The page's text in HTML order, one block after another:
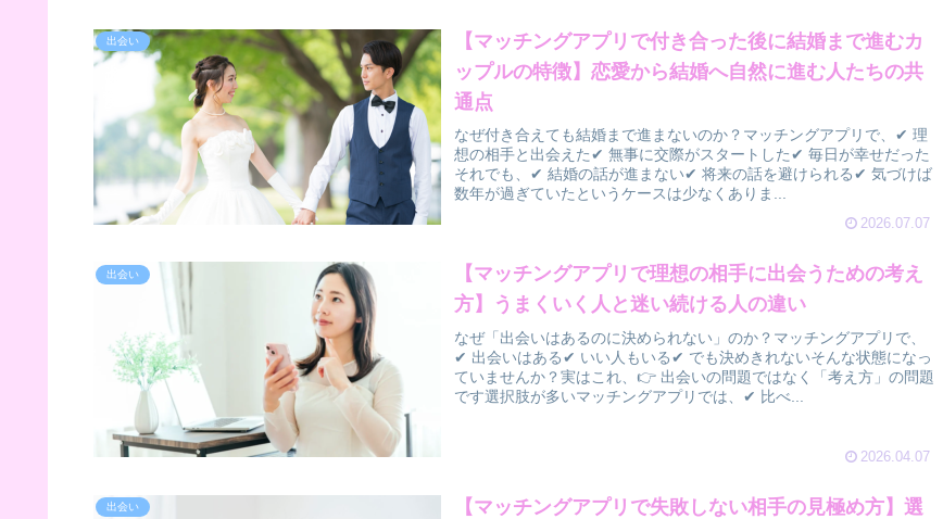
出会い
【マッチングアプリで付き合った後に結婚まで進むカ
ップルの特徴】恋愛から結婚へ自然に進む人たちの共
通点
なぜ付き合えても結婚まで進まないのか？マッチングアプリで、✔ 理
想の相手と出会えた✔ 無事に交際がスタートした✔ 毎日が幸せだった
それでも、✔ 結婚の話が進まない✔ 将来の話を避けられる✔ 気づけば
数年が過ぎていたというケースは少なくありま...
2026.07.07
出会い
【マッチングアプリで理想の相手に出会うための考え
方】うまくいく人と迷い続ける人の違い
なぜ「出会いはあるのに決められない」のか？マッチングアプリで、
✔ 出会いはある✔ いい人もいる✔ でも決めきれないそんな状態になっ
ていませんか？実はこれ、👉 出会いの問題ではなく「考え方」の問題
です選択肢が多いマッチングアプリでは、✔ 比べ...
2026.04.07
出会い
【マッチングアプリで失敗しない相手の見極め方】選